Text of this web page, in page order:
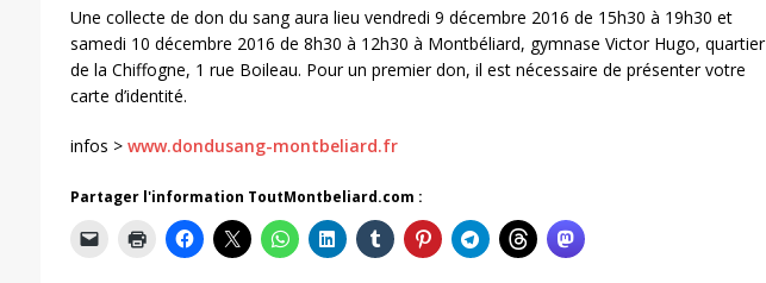
Une collecte de don du sang aura lieu vendredi 9 décembre 2016 de 15h30 à 19h30 et
samedi 10 décembre 2016 de 8h30 à 12h30 à Montbéliard, gymnase Victor Hugo, quartier
de la Chiffogne, 1 rue Boileau. Pour un premier don, il est nécessaire de présenter votre
carte d’identité.
infos > www.dondusang-montbeliard.fr
Partager l'information ToutMontbeliard.com :